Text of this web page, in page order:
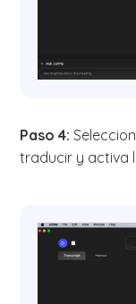
Paso 4:
traducir y activa